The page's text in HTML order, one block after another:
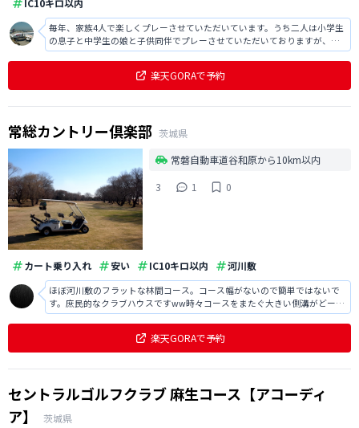
IC10キロ以内
毎年、家族4人で楽しくプレーさせていただいています。うち二人は小学生
の息子と中学生の娘と子供同伴でプレーさせていただいておりますが、嫌
な顔せずにプレーさせていただいており大変感謝しております。高速降り
ともないので、その点もポイントです
楽天GORAで予約
常総カントリー倶楽部 茨城県
常磐自動車道谷和原から10km以内
3
1 0
カート乗り入れ 安い IC10キロ以内 河川敷
ほぼ河川敷のフラットな林間コース。コース幅がないので簡単ではないで
す。庶民的なクラブハウスですww時々コースをまたぐ大きい側溝がどーに
も見た目悪いが都心から近いのが良い
楽天GORAで予約
セントラルゴルフクラブ 麻生コース【アコーディ
ア】
茨城県